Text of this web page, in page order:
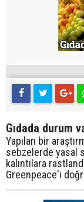
Gıdada durum
Yapılan bir
sebzelerde yasal
kalıntılara
Greenpeace'i